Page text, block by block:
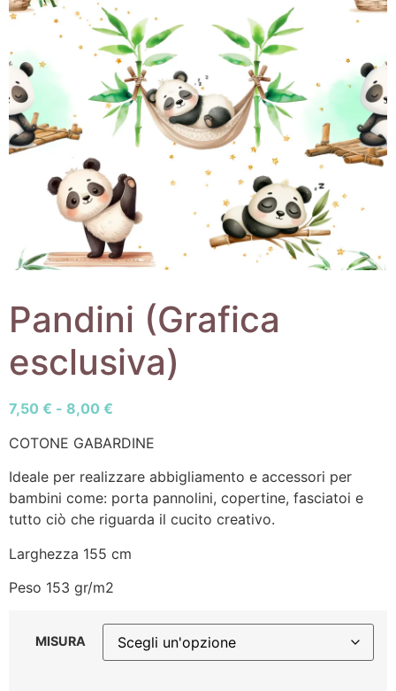
Pandini (Grafica
esclusiva)
7,50 € - 8,00 €
COTONE GABARDINE
Ideale per realizzare abbigliamento e accessori per
bambini come: porta pannolini, copertine, fasciatoi e
tutto ciò che riguarda il cucito creativo.
Larghezza 155 cm
Peso 153 gr/m2
MISURA